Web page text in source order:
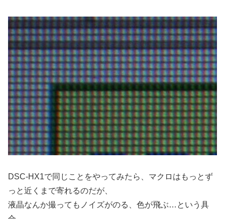
DSC-HX1で同じことをやってみたら、マクロはもっとず
っと近くまで寄れるのだが、
液晶なんか撮ってもノイズがのる、色が飛ぶ…という具